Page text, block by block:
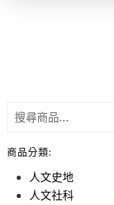
商品分類:
人文史地
人文社科